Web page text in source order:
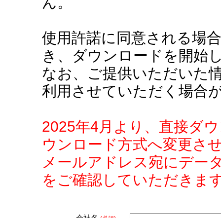
使用許諾に同意される場
き、ダウンロードを開始
なお、ご提供いただいた
利用させていただく場合
2025年4月より、直接ダ
ウンロード方式へ変更さ
メールアドレス宛にデー
をご確認していただきま